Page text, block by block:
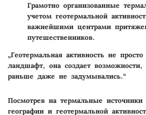
Грамотно организованные
учетом геотермальной
важнейшими центрами
путешественников.
„Геотермальная активность не
ландшафт, она создает
раньше даже не задумывались.“
Посмотрев на термальные источники
географии и геотермальной